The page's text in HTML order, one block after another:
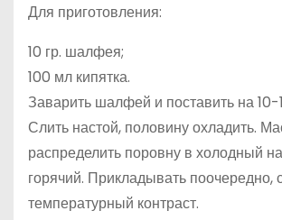
Для приготовления:
10 гр. шалфея;
100 мл кипятка.
Заварить шалфей и поставить на 10-
Слить настой, половину охладить.
распределить поровну в холодный
горячий. Прикладывать поочередно,
температурный контраст.